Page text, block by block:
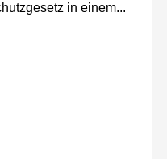
in einem...